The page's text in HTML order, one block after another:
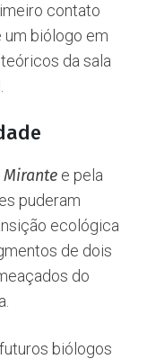
contato
biólogo em
da sala
e pela
puderam
ecológica
de dois
do
biólogos